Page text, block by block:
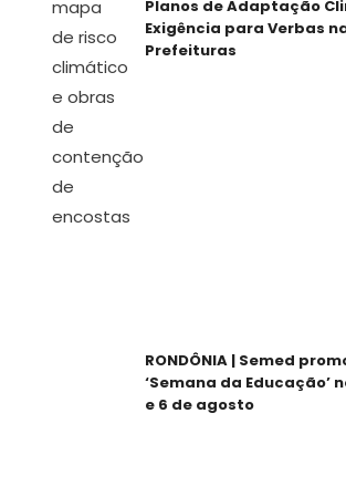
Planos de Adaptação
Exigência para Verbas
Prefeituras
RONDÔNIA | Semed
‘Semana da Educação’
e 6 de agosto